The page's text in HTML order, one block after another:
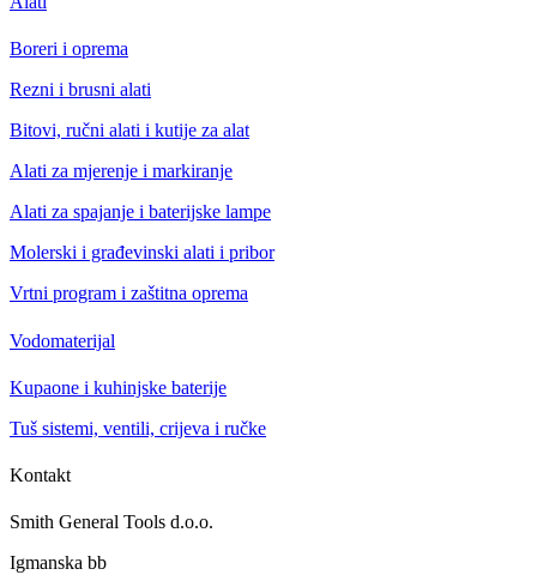
Boreri i oprema
Rezni i brusni alati
Bitovi, ručni alati i kutije za alat
Alati za mjerenje i markiranje
Alati za spajanje i baterijske lampe
Molerski i građevinski alati i pribor
Vrtni program i zaštitna oprema
Vodomaterijal
Kupaone i kuhinjske baterije
Tuš sistemi, ventili, crijeva i ručke
Kontakt
Smith General Tools d.o.o.
Igmanska bb